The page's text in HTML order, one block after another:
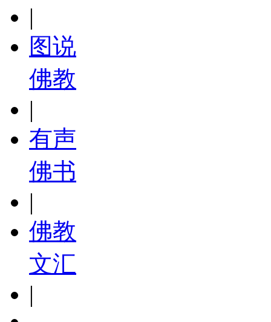
|
图说
佛教
|
有声
佛书
|
佛教
文汇
|